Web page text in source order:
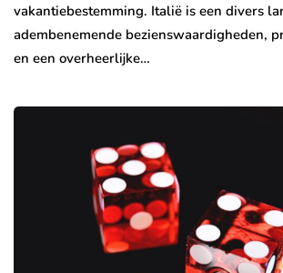
vakantiebestemming. Italië is een divers
adembenemende bezienswaardigheden,
en een overheerlijke…